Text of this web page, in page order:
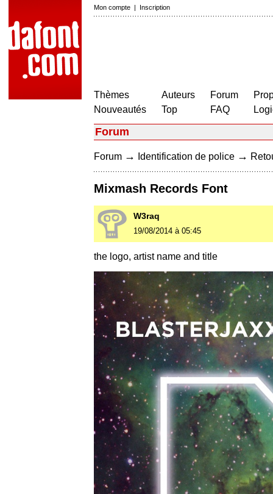
Mon compte | Inscription
Thèmes
Nouveautés
Auteurs
Top
Forum
FAQ
Forum
Forum → Identification de police →
Mixmash Records Font
W3raq
19/08/2014 à 05:45
the logo, artist name and title